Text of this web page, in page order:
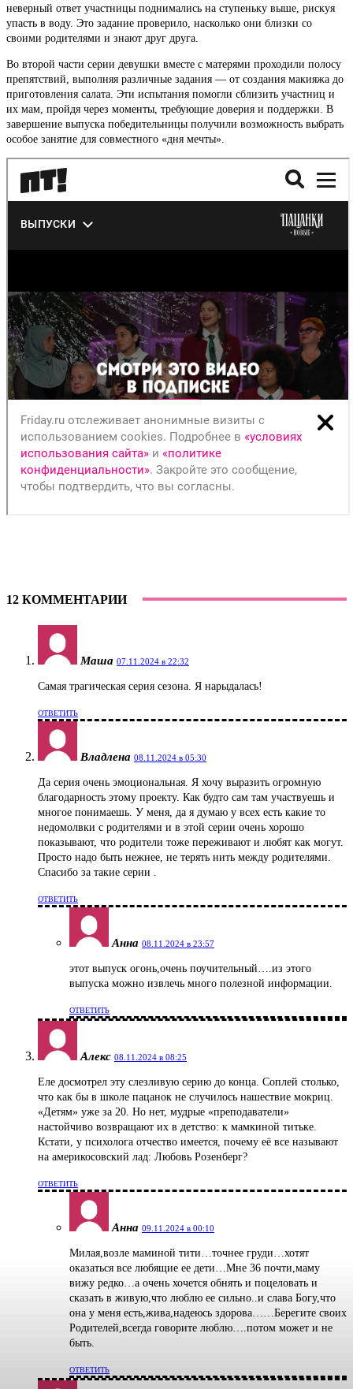
неверный ответ участницы поднимались на ступеньку выше, рискуя
упасть в воду. Это задание проверило, насколько они близки со
своими родителями и знают друг друга.
Во второй части серии девушки вместе с матерями проходили полосу
препятствий, выполняя различные задания — от создания макияжа до
приготовления салата. Эти испытания помогли сблизить участниц и
их мам, пройдя через моменты, требующие доверия и поддержки. В
завершение выпуска победительницы получили возможность выбрать
особое занятие для совместного «дня мечты».
12 КОММЕНТАРИИ
Маша 07.11.2024 в 22:32
Самая трагическая серия сезона. Я нарыдалась!
ОТВЕТИТЬ
Владлена 08.11.2024 в 05:30
Да серия очень эмоциональная. Я хочу выразить огромную
благодарность этому проекту. Как будто сам там участвуешь и
многое понимаешь. У меня, да я думаю у всех есть какие то
недомолвки с родителями и в этой серии очень хорошо
показывают, что родители тоже переживают и любят как могут.
Просто надо быть нежнее, не терять нить между родителями.
Спасибо за такие серии .
ОТВЕТИТЬ
Анна 08.11.2024 в 23:57
этот выпуск огонь,очень поучительный….из этого
выпуска можно извлечь много полезной информации.
ОТВЕТИТЬ
Алекс 08.11.2024 в 08:25
Еле досмотрел эту слезливую серию до конца. Соплей столько,
что как бы в школе пацанок не случилось нашествие мокриц.
«Детям» уже за 20. Но нет, мудрые «преподаватели»
настойчиво возвращают их в детство: к мамкиной титьке.
Кстати, у психолога отчество имеется, почему её все называют
на америкосовский лад: Любовь Розенберг?
ОТВЕТИТЬ
Анна 09.11.2024 в 00:10
Милая,возле маминой тити…точнее груди…хотят
оказаться все любящие ее дети…Мне 36 почти,маму
вижу редко…а очень хочется обнять и поцеловать и
сказать в живую,что люблю ее сильно..и слава Богу,что
она у меня есть,жива,надеюсь здорова……Берегите своих
Родителей,всегда говорите люблю….потом может и не
быть.
ОТВЕТИТЬ